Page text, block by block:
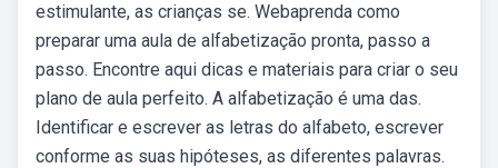
estimulante, as crianças se. Webaprenda como
preparar uma aula de alfabetização pronta, passo a
passo. Encontre aqui dicas e materiais para criar o seu
plano de aula perfeito. A alfabetização é uma das.
Identificar e escrever as letras do alfabeto, escrever
conforme as suas hipóteses, as diferentes palavras.